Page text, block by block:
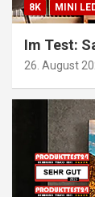
8K MINI
Im Test:
26. August